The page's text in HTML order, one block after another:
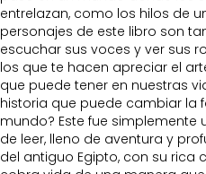
entrelazan, como los hilos de
personajes de este libro son
escuchar sus voces y ver sus
los que te hacen apreciar el
que puede tener en nuestras
historia que puede cambiar la
mundo? Este fue
de leer, lleno de aventura y
del antiguo Egipto, con su rica